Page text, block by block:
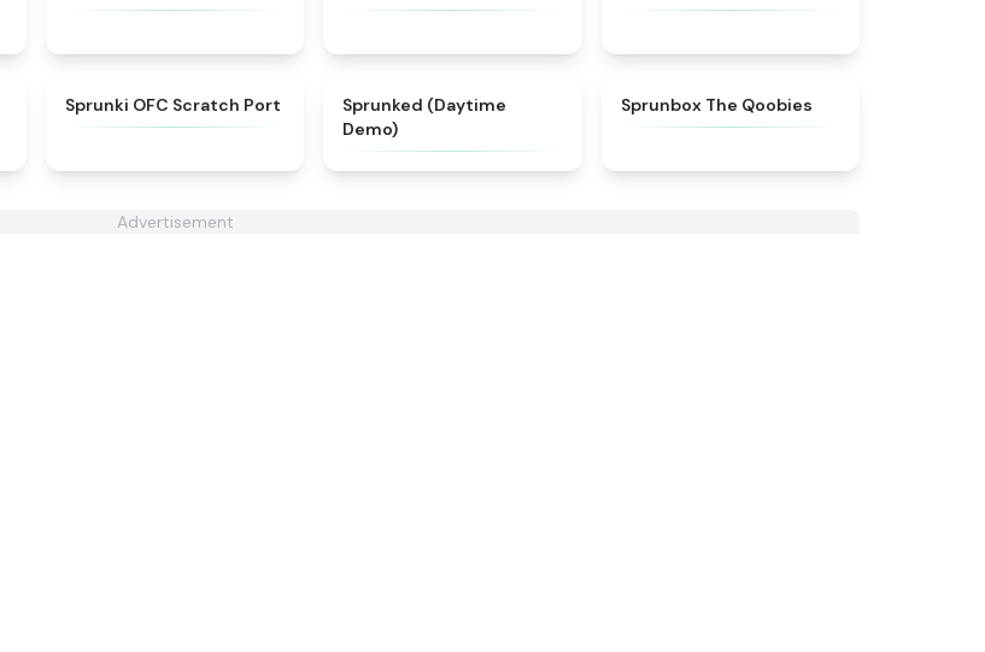
★ 4.7
Sprunki OFC Scratch Port
Sprunked (Daytime
Demo)
Sprunbox The Qoobies
Advertisement